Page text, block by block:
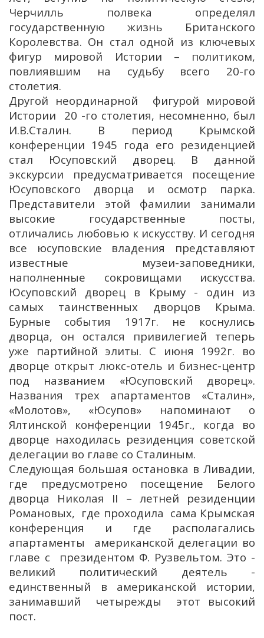
Черчилль полвека определял
государственную жизнь Британского
Королевства. Он стал одной из ключевых
фигур мировой Истории – политиком,
повлиявшим на судьбу всего 20-го
столетия.
Другой неординарной фигурой мировой
Истории 20 -го столетия, несомненно, был
И.В.Сталин. В период Крымской
конференции 1945 года его резиденцией
стал Юсуповский дворец. В данной
экскурсии предусматривается посещение
Юсуповского дворца и осмотр парка.
Представители этой фамилии занимали
высокие государственные посты,
отличались любовью к искусству. И сегодня
все юсуповские владения представляют
известные музеи-заповедники,
наполненные сокровищами искусства.
Юсуповский дворец в Крыму - один из
самых таинственных дворцов Крыма.
Бурные события 1917г. не коснулись
дворца, он остался привилегией теперь
уже партийной элиты. С июня 1992г. во
дворце открыт люкс-отель и бизнес-центр
под названием «Юсуповский дворец».
Названия трех апартаментов «Сталин»,
«Молотов», «Юсупов» напоминают о
Ялтинской конференции 1945г., когда во
дворце находилась резиденция советской
делегации во главе со Сталиным.
Следующая большая остановка в Ливадии,
где предусмотрено посещение Белого
дворца Николая II – летней резиденции
Романовых, где проходила сама Крымская
конференция и где располагались
апартаменты американской делегации во
главе с президентом Ф. Рузвельтом. Это -
великий политический деятель -
единственный в американской истории,
занимавший четырежды этот высокий
пост.